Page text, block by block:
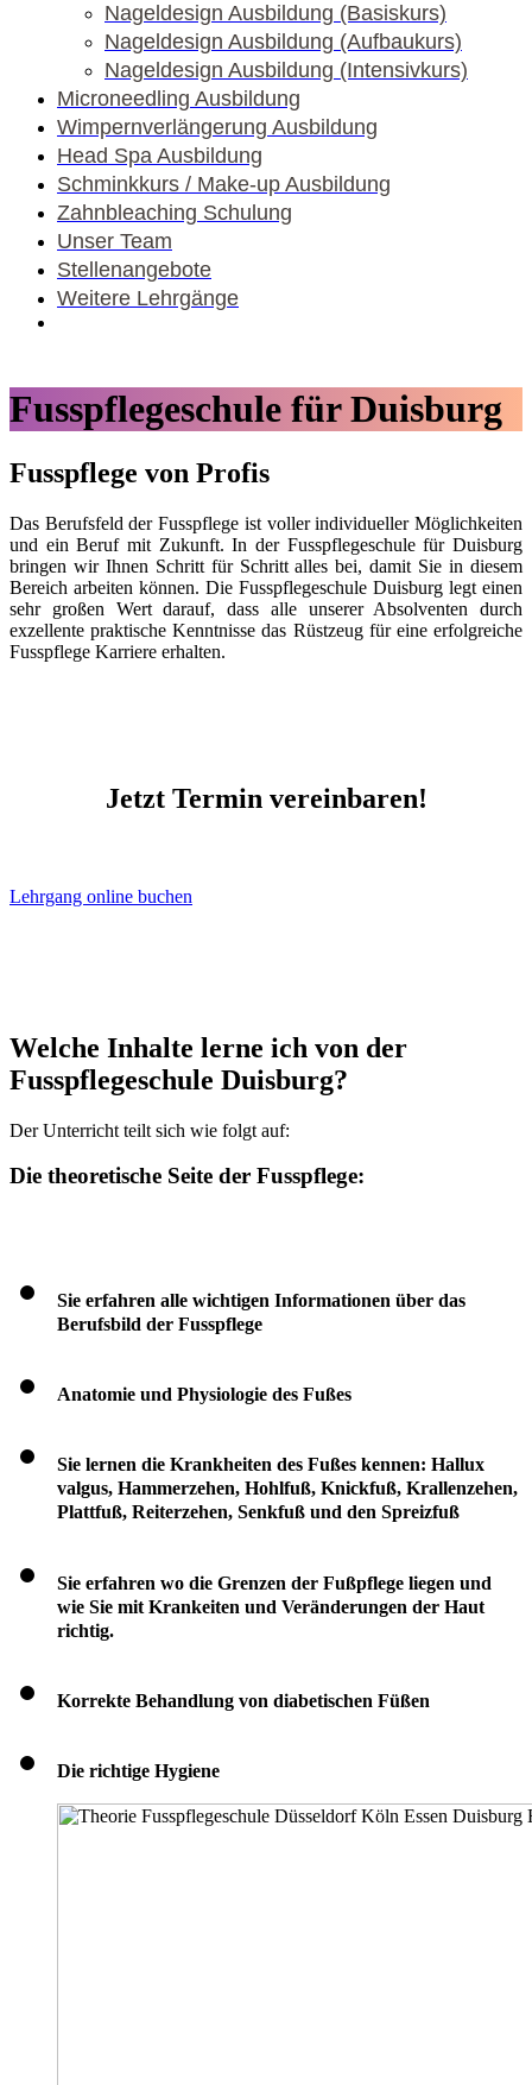
Nageldesign Ausbildung (Basiskurs)
Nageldesign Ausbildung (Aufbaukurs)
Nageldesign Ausbildung (Intensivkurs)
Microneedling Ausbildung
Wimpernverlängerung Ausbildung
Head Spa Ausbildung
Schminkkurs / Make-up Ausbildung
Zahnbleaching Schulung
Unser Team
Stellenangebote
Weitere Lehrgänge
Fusspflegeschule für Duisburg
Fusspflege von Profis
Das Berufsfeld der Fusspflege ist voller individueller Möglichkeiten
und ein Beruf mit Zukunft. In der Fusspflegeschule für Duisburg
bringen wir Ihnen Schritt für Schritt alles bei, damit Sie in diesem
Bereich arbeiten können. Die Fusspflegeschule Duisburg legt einen
sehr großen Wert darauf, dass alle unserer Absolventen durch
exzellente praktische Kenntnisse das Rüstzeug für eine erfolgreiche
Fusspflege Karriere erhalten.
Jetzt Termin vereinbaren!
Lehrgang online buchen
Welche Inhalte lerne ich von der
Fusspflegeschule Duisburg?
Der Unterricht teilt sich wie folgt auf:
Die theoretische Seite der Fusspflege:
Sie erfahren alle wichtigen Informationen über das
Berufsbild der Fusspflege
Anatomie und Physiologie des Fußes
Sie lernen die Krankheiten des Fußes kennen: Hallux
valgus, Hammerzehen, Hohlfuß, Knickfuß, Krallenzehen,
Plattfuß, Reiterzehen, Senkfuß und den Spreizfuß
Sie erfahren wo die Grenzen der Fußpflege liegen und
wie Sie mit Krankeiten und Veränderungen der Haut
richtig.
Korrekte Behandlung von diabetischen Füßen
Die richtige Hygiene